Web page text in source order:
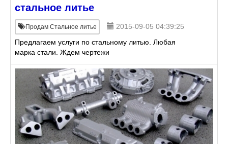
стальное литье
Продам Стальное литье
2015-09-05 04:39:25
Предлагаем услуги по стальному литью. Любая
марка стали. Ждем чертежи